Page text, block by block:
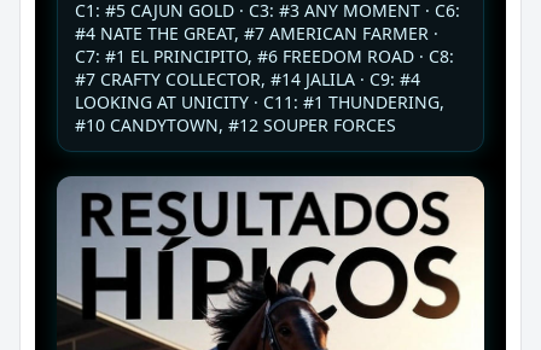
C1: #5 CAJUN GOLD · C3: #3 ANY MOMENT · C6:
#4 NATE THE GREAT, #7 AMERICAN FARMER ·
C7: #1 EL PRINCIPITO, #6 FREEDOM ROAD · C8:
#7 CRAFTY COLLECTOR, #14 JALILA · C9: #4
LOOKING AT UNICITY · C11: #1 THUNDERING,
#10 CANDYTOWN, #12 SOUPER FORCES